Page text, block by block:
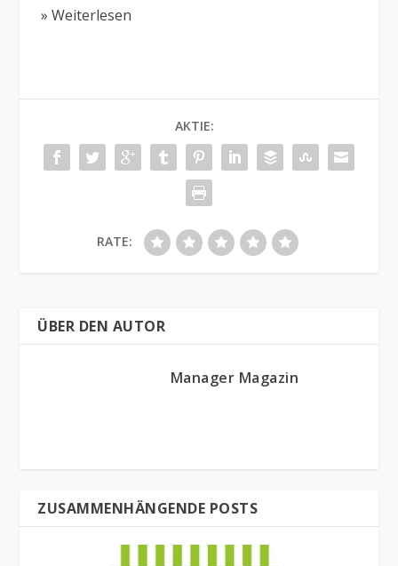
» Weiterlesen
AKTIE:
RATE:
ÜBER DEN AUTOR
Manager Magazin
ZUSAMMENHÄNGENDE POSTS